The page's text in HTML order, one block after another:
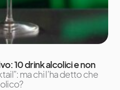
10 drink alcolici e non
ma chi l’ha detto che